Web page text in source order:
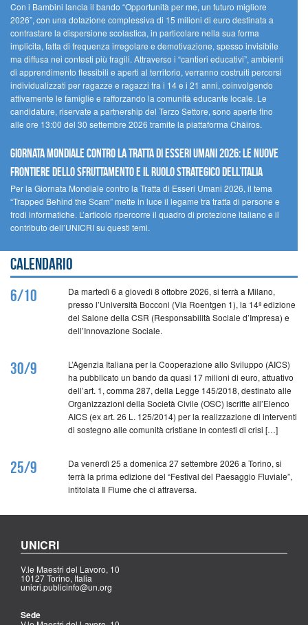
Con i Bambini lancia il bando “Opportunità per me, un futuro migliore
2026”, con una dotazione complessiva di 15 milioni di euro destinata a
contrastare la dispersione scolastica, in particolare nella sua forma
implicita, fatta di frequenza irregolare e demotivazione, spesso invisibile
ma diffusa nei contesti più fragili. Attraverso i “cantieri educativi”, ambienti
di apprendimento flessibili e aperti al territorio, verranno costruiti percorsi
individualizzati per ragazze e ragazzi tra i 14 e i 21 anni, coinvolgendo
attivamente le famiglie e rafforzando la comunità educante locale. Le
candidature, riservate a partnership del Terzo Settore, sono aperte fino
alle ore 13:00 del 30 settembre 2026 tramite la piattaforma Chàiros.
GIORNATA MONDIALE CONTRO LA TRATTA DI ESSERI UMANI 2026: LE NUOVE
FRONTIERE DELLO SFRUTTAMENTO E IL RUOLO STRATEGICO DELL’ITALIA
Per la Giornata Mondiale contro la Tratta di Esseri Umani 2026, il tema
“Trapped Behind the Scam” mette in luce il legame tra tratta di persone e
frodi informatiche. L’articolo ripercorre il quadro di protezione italiano e il
contributo dell’UNICRI su questi temi.
Calendario
6/10
Da martedì 6 a giovedì 8 ottobre 2026, si terrà a Milano,
presso l’Università Bocconi (Via Roentgen 1), la 14ª edizione
del Salone della CSR (Responsabilità Sociale d’Impresa) e
dell’Innovazione Sociale.
30/9
L’Agenzia Italiana per la Cooperazione allo Sviluppo (AICS)
ha pubblicato un bando da quasi 17 milioni di euro, attuativo
dell’art. 1, comma 287, della Legge 145/2018, destinato alle
Organizzazioni della Società Civile (OSC) iscritte all’Elenco
AICS (ex art. 26 L. 125/2014) per la realizzazione di interventi
di sostegno alle comunità cristiane in contesti di crisi […]
25/9
Da venerdì 25 a domenica 27 settembre 2026 a Torino, si
terrà la prima edizione del “Festival del Paesaggio Fluviale”,
intitolata Il Fiume che ci attraversa.
UNICRI
V.le Maestri del Lavoro, 10
10127 Torino, Italia
unicri.publicinfo@un.org
Sede